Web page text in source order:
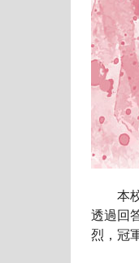
本校
透過回
烈，冠